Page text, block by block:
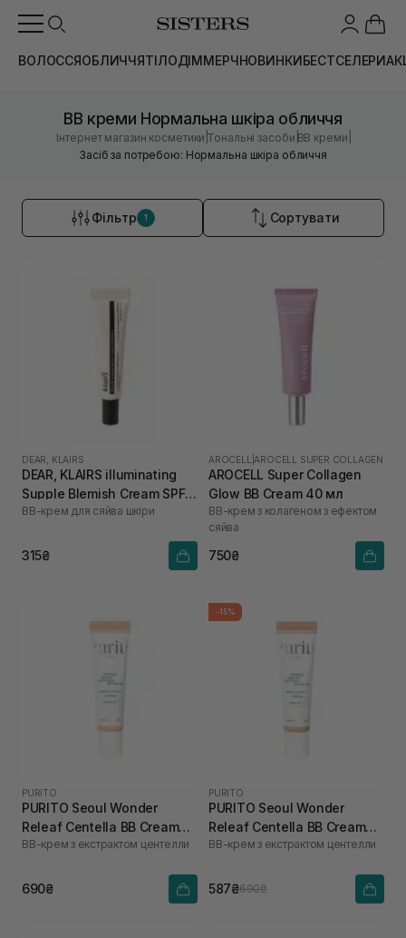
ВОЛОССЯОБЛИЧЧЯТІЛОДІММЕРЧНОВИНКИБЕСТСЕЛЕРИ
BB креми Нормальна шкіра обличчя
Інтернет магазин косметики |Тональні засоби |BB креми
Засіб за потребою: Нормальна шкіра обличчя
Фільтр 1 Сортувати
DEAR, KLAIRS
DEAR, KLAIRS illuminating
Supple Blemish Cream SPF
40 10 мл
ВВ-крем для сяйва шкіри
315₴
AROCELL AROCELL SUPER COLLAGEN
AROCELL Super Collagen
Glow BB Cream 40 мл
ВВ-крем з колагеном з ефектом
сяйва
750₴
PURITO
PURITO Seoul Wonder
Releaf Centella BB Cream
Neutral Ivory №13 30 мл
ВВ-крем з екстрактом центелли
690₴
-15%
PURITO
PURITO Seoul Wonder
Releaf Centella BB Cream
Rose Ivory №15 30 мл
ВВ-крем з екстрактом центелли
587₴690₴